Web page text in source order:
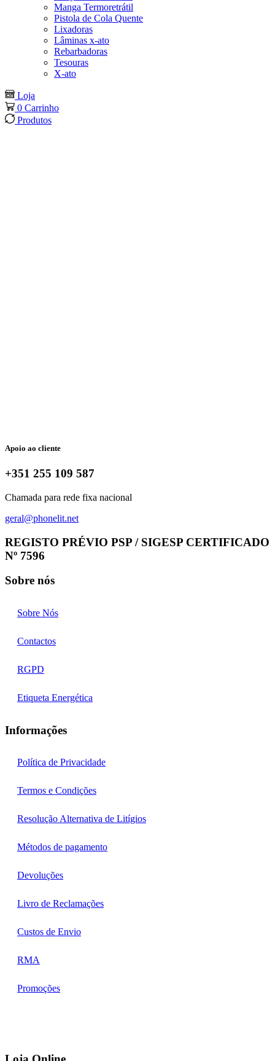
Manga Termoretrátil
Pistola de Cola Quente
Lixadoras
Lâminas x-ato
Rebarbadoras
Tesouras
X-ato
Loja
0 Carrinho
Produtos
Apoio ao cliente
+351 255 109 587
Chamada para rede fixa nacional
geral@phonelit.net
REGISTO PRÉVIO PSP / SIGESP CERTIFICADO
Nº 7596
Sobre nós
Sobre Nós
Contactos
RGPD
Etiqueta Energética
Informações
Política de Privacidade
Termos e Condições
Resolução Alternativa de Litígios
Métodos de pagamento
Devoluções
Livro de Reclamações
Custos de Envio
RMA
Promoções